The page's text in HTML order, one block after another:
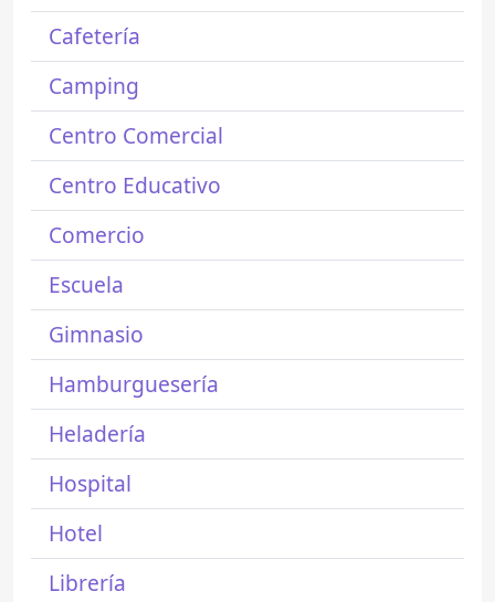
Cafetería
Camping
Centro Comercial
Centro Educativo
Comercio
Escuela
Gimnasio
Hamburguesería
Heladería
Hospital
Hotel
Librería